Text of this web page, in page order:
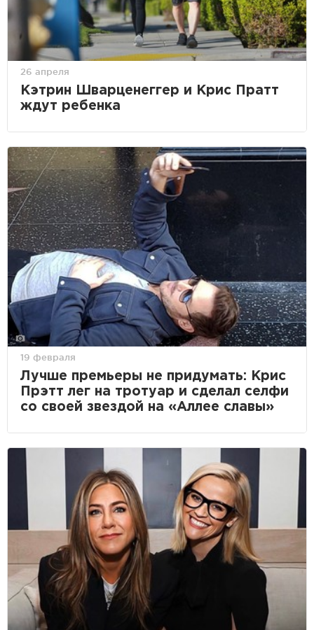
26 апреля
Кэтрин Шварценеггер и Крис Пратт
ждут ребенка
19 февраля
Лучше премьеры не придумать: Крис
Прэтт лег на тротуар и сделал селфи
со своей звездой на «Аллее славы»